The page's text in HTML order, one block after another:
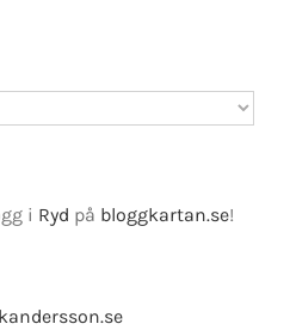
i Ryd på bloggkartan.se!